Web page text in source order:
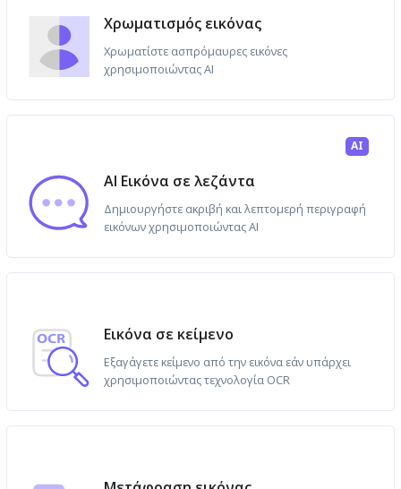
Χρωματισμός εικόνας
Χρωματίστε ασπρόμαυρες εικόνες
χρησιμοποιώντας AI
AI
AI Εικόνα σε λεζάντα
Δημιουργήστε ακριβή και λεπτομερή περιγραφή
εικόνων χρησιμοποιώντας AI
Εικόνα σε κείμενο
Εξαγάγετε κείμενο από την εικόνα εάν υπάρχει
χρησιμοποιώντας τεχνολογία OCR